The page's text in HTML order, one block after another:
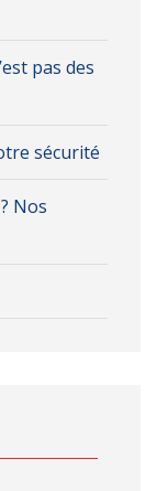
pas des
sécurité
Nos